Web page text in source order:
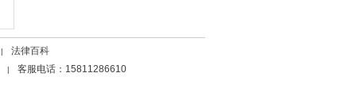
|
法律百科
| 客服电话：15811286610